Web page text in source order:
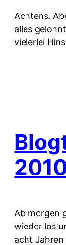
Achtens.
alles
vielerlei
Ab morgen
wieder los
acht Jahren